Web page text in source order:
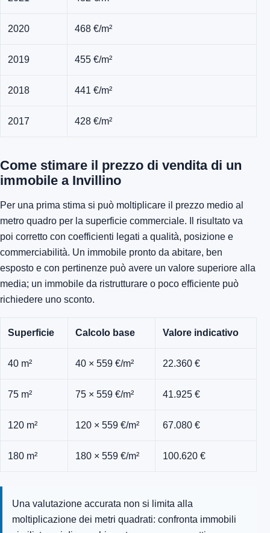
2020 468 €/m²
2019 455 €/m²
2018 441 €/m²
2017 428 €/m²
Come stimare il prezzo di vendita di un
immobile a Invillino
Per una prima stima si può moltiplicare il prezzo medio al
metro quadro per la superficie commerciale. Il risultato va
poi corretto con coefficienti legati a qualità, posizione e
commerciabilità. Un immobile pronto da abitare, ben
esposto e con pertinenze può avere un valore superiore alla
media; un immobile da ristrutturare o poco efficiente può
richiedere uno sconto.
Superficie Calcolo base Valore indicativo
40 m² 40 × 559 €/m² 22.360 €
75 m² 75 × 559 €/m² 41.925 €
120 m² 120 × 559 €/m² 67.080 €
180 m² 180 × 559 €/m² 100.620 €
Una valutazione accurata non si limita alla
moltiplicazione dei metri quadrati: confronta immobili